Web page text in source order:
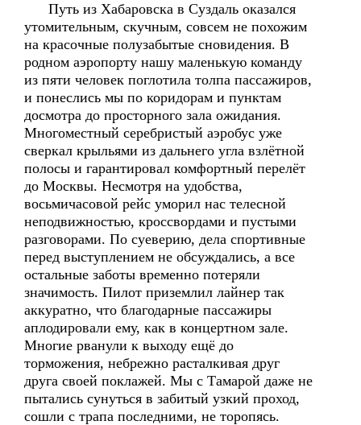
Путь из Хабаровска в Суздаль оказался
утомительным, скучным, совсем не похожим
на красочные полузабытые сновидения. В
родном аэропорту нашу маленькую команду
из пяти человек поглотила толпа пассажиров,
и понеслись мы по коридорам и пунктам
досмотра до просторного зала ожидания.
Многоместный серебристый аэробус уже
сверкал крыльями из дальнего угла взлётной
полосы и гарантировал комфортный перелёт
до Москвы. Несмотря на удобства,
восьмичасовой рейс уморил нас телесной
неподвижностью, кроссвордами и пустыми
разговорами. По суеверию, дела спортивные
перед выступлением не обсуждались, а все
остальные заботы временно потеряли
значимость. Пилот приземлил лайнер так
аккуратно, что благодарные пассажиры
аплодировали ему, как в концертном зале.
Многие рванули к выходу ещё до
торможения, небрежно расталкивая друг
друга своей поклажей. Мы с Тамарой даже не
пытались сунуться в забитый узкий проход,
сошли с трапа последними, не торопясь.